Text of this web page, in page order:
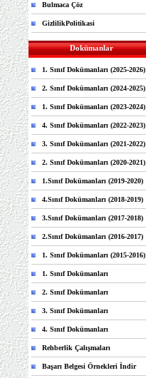
Bulmaca Çöz
GizlilikPolitikasi
Dokümanlar
1. Sınıf Dokümanları (2025-2026)
2. Sınıf Dokümanları (2024-2025)
1. Sınıf Dokümanları (2023-2024)
4. Sınıf Dokümanları (2022-2023)
3. Sınıf Dokümanları (2021-2022)
2. Sınıf Dokümanları (2020-2021)
1.Sınıf Dokümanları (2019-2020)
4.Sınıf Dokümanları (2018-2019)
3.Sınıf Dokümanları (2017-2018)
2.Sınıf Dokümanları (2016-2017)
1. Sınıf Dokümanları (2015-2016)
1. Sınıf Dokümanları
2. Sınıf Dokümanları
3. Sınıf Dokümanları
4. Sınıf Dokümanları
Rehberlik Çalışmaları
Başarı Belgesi Örnekleri İndir